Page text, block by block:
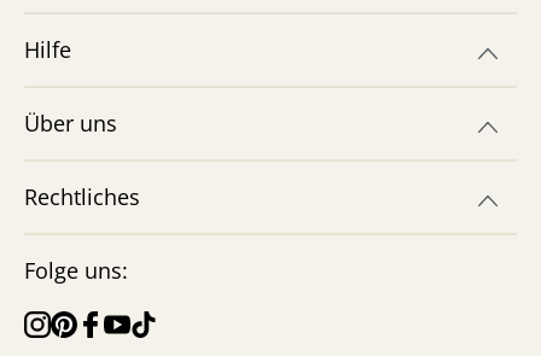
Hilfe
Über uns
Rechtliches
Folge uns: